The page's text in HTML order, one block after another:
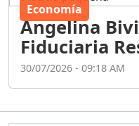
Economía
Angelina
Fiduciaria
30/07/2026 - 09:18 AM